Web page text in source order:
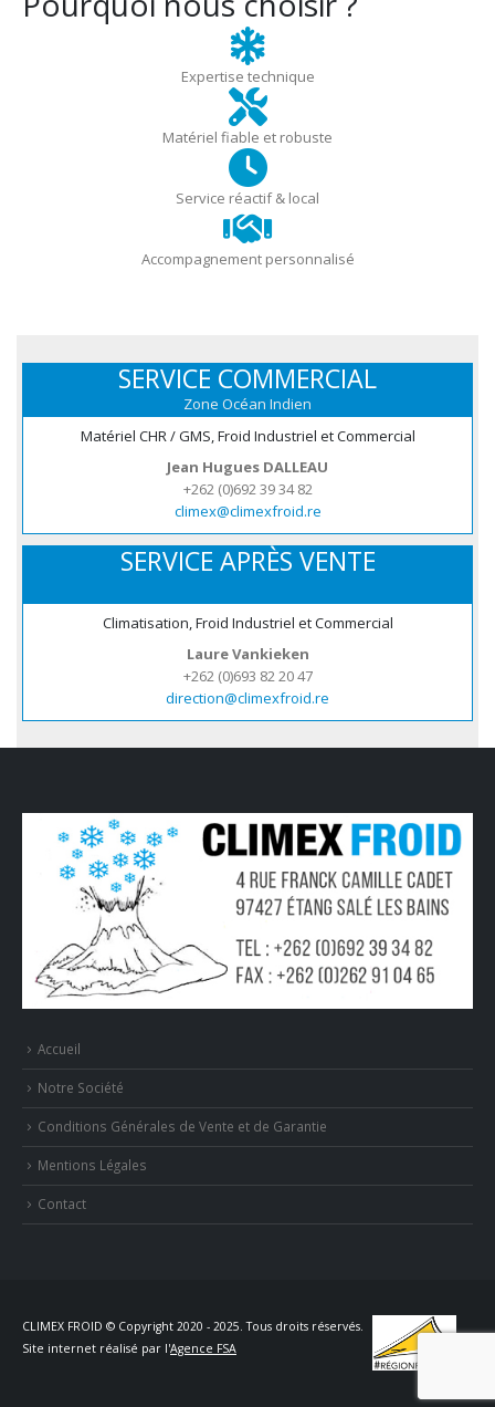
Expertise technique
Matériel fiable et robuste
Service réactif & local
Accompagnement personnalisé
SERVICE COMMERCIAL
Zone Océan Indien
Matériel CHR / GMS, Froid Industriel et Commercial
Jean Hugues DALLEAU
+262 (0)692 39 34 82
climex@climexfroid.re
SERVICE APRÈS VENTE
Climatisation, Froid Industriel et Commercial
Laure Vankieken
+262 (0)693 82 20 47
direction@climexfroid.re
Accueil
Notre Société
Conditions Générales de Vente et de Garantie
Mentions Légales
Contact
CLIMEX FROID © Copyright 2020 - 2025. Tous droits réservés.
Site internet réalisé par l'Agence FSA